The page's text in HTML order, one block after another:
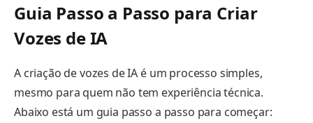
Guia Passo a Passo para Criar
Vozes de IA
A criação de vozes de IA é um processo simples,
mesmo para quem não tem experiência técnica.
Abaixo está um guia passo a passo para começar: